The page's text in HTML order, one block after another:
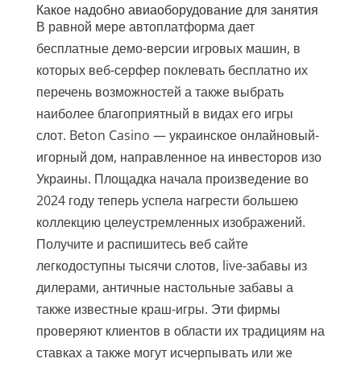
Какое надобно авиаоборудование для занятия
В равной мере автоплатформа дает
бесплатные демо-версии игровых машин, в
которых веб-серфер поклевать бесплатно их
перечень возможностей а также выбрать
наиболее благоприятный в видах его игры
слот. Beton Casino — украинское онлайновый-
игорный дом, направленное на инвесторов изо
Украины. Площадка начала произведение во
2024 году теперь успела нагрести большею
коллекцию целеустремленных изображений.
Получите и распишитесь веб сайте
легкодоступны тысячи слотов, live-забавы из
дилерами, античные настольные забавы а
также известные краш-игры. Эти фирмы
проверяют клиентов в области их традициям на
ставках а также могут исчерпывать или же